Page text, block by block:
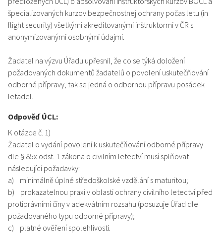
špecializovaných kurzov bezpečnostnej ochrany počas letu (in
flight security) všetkými akreditovanými inštruktormi v ČR s
anonymizovanými osobnými údajmi.
Žadatel na výzvu Úřadu upřesnil, že co se týká doložení
požadovaných dokumentů žadatelů o povolení uskutečňování
odborné přípravy, tak se jedná o odbornou přípravu posádek
letadel.
Odpověď ÚCL:
K otázce č. 1)
Žadatel o vydání povolení k uskutečňování odborné přípravy
dle § 85x odst. 1 zákona o civilním letectví musí splňovat
následující požadavky:
a) minimálně úplné středoškolské vzdělání s maturitou;
b) prokazatelnou praxi v oblasti ochrany civilního letectví před
protiprávními činy v adekvátním rozsahu (posuzuje Úřad dle
požadovaného typu odborné přípravy);
c) platné ověření spolehlivosti.